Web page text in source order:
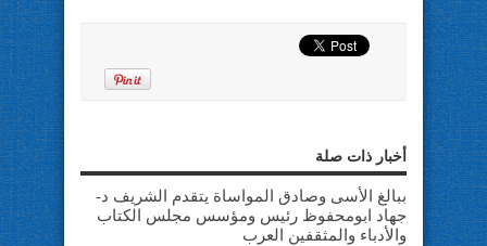
أخبار ذات صلة
ببالغ الأسى وصادق المواساة يتقدم الشريف د-
جهاد ابومحفوظ رئيس ومؤسس مجلس الكتاب
والأدباء والمثقفين العرب